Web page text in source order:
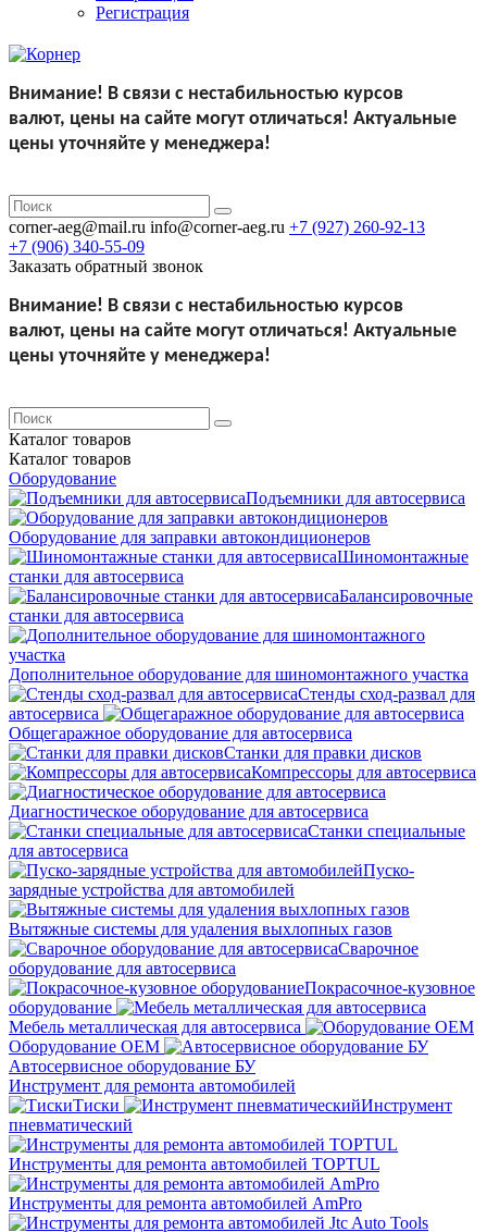
Регистрация
Внимание! В связи с нестабильностью курсов
валют, цены на сайте могут отличаться! Актуальные
цены уточняйте у менеджера!
corner-aeg@mail.ru info@corner-aeg.ru +7 (927) 260-92-13
+7 (906) 340-55-09
Заказать обратный звонок
Внимание! В связи с нестабильностью курсов
валют, цены на сайте могут отличаться! Актуальные
цены уточняйте у менеджера!
Каталог товаров
Каталог товаров
Оборудование
Подъемники для автосервиса
Оборудование для заправки автокондиционеров
Шиномонтажные
станки для автосервиса
Балансировочные
станки для автосервиса
Дополнительное оборудование для шиномонтажного участка
Стенды сход-развал для
автосервиса
Общегаражное оборудование для автосервиса
Станки для правки дисков
Компрессоры для автосервиса
Диагностическое оборудование для автосервиса
Станки специальные
для автосервиса
Пуско-
зарядные устройства для автомобилей
Вытяжные системы для удаления выхлопных газов
Сварочное
оборудование для автосервиса
Покрасочное-кузовное
оборудование
Мебель металлическая для автосервиса
Оборудование OEM
Автосервисное оборудование БУ
Инструмент для ремонта автомобилей
Тиски
Инструмент
пневматический
Инструменты для ремонта автомобилей TOPTUL
Инструменты для ремонта автомобилей AmPro